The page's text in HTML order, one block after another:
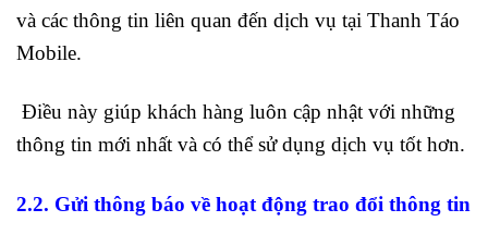
và các thông tin liên quan đến dịch vụ tại Thanh Táo
Mobile.
Điều này giúp khách hàng luôn cập nhật với những
thông tin mới nhất và có thể sử dụng dịch vụ tốt hơn.
2.2. Gửi thông báo về hoạt động trao đổi thông tin